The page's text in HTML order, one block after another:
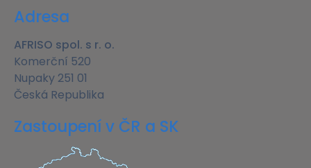
Adresa
AFRISO spol. s r. o.
Komerční 520
Nupaky 251 01
Česká Republika
Zastoupení v ČR a SK